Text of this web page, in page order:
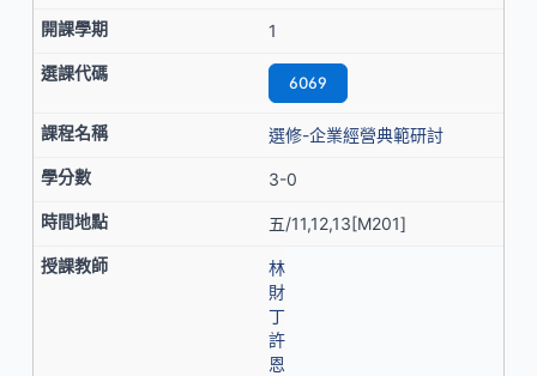
1
6069
選修-企業經營典範研討
3-0
五/11,12,13[M201]
林
財
丁
許
恩